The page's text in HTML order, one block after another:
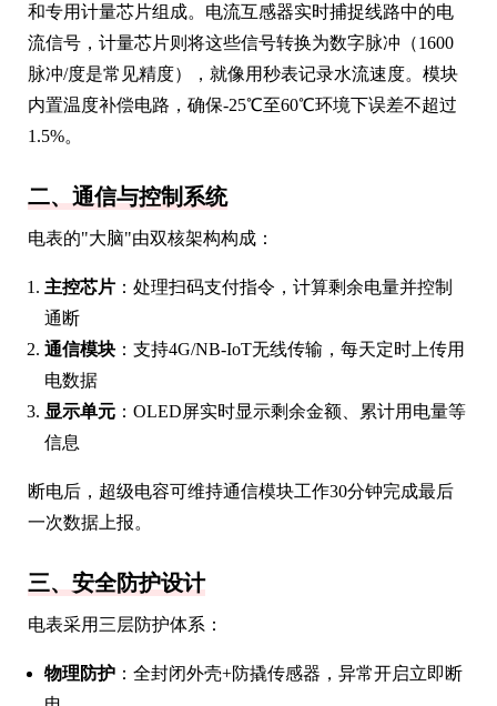
和专用计量芯片组成。电流互感器实时捕捉线路中的电
流信号，计量芯片则将这些信号转换为数字脉冲（1600
脉冲/度是常见精度），就像用秒表记录水流速度。模块
内置温度补偿电路，确保-25℃至60℃环境下误差不超过
1.5%。
二、通信与控制系统
电表的"大脑"由双核架构构成：
主控芯片 ：处理扫码支付指令，计算剩余电量并控制
通断
通信模块 ：支持4G/NB-IoT无线传输，每天定时上传用
电数据
显示单元 ：OLED屏实时显示剩余金额、累计用电量等
信息
断电后，超级电容可维持通信模块工作30分钟完成最后
一次数据上报。
三、安全防护设计
电表采用三层防护体系：
物理防护 ：全封闭外壳+防撬传感器，异常开启立即断